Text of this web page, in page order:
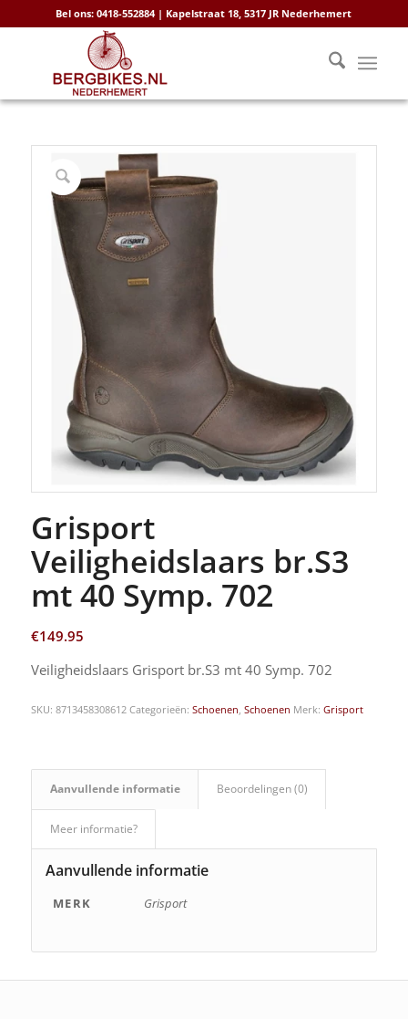
Bel ons: 0418-552884 | Kapelstraat 18, 5317 JR Nederhemert
Grisport
Veiligheidslaars br.S3
mt 40 Symp. 702
€149.95
Veiligheidslaars Grisport br.S3 mt 40 Symp. 702
SKU: 8713458308612 Categorieën: Schoenen, Schoenen Merk: Grisport
Aanvullende informatie Beoordelingen (0)
Meer informatie?
Aanvullende informatie
MERK Grisport